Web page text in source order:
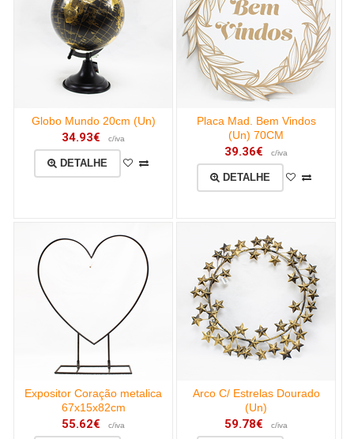
Globo Mundo 20cm (Un)
34.93€ c/iva
DETALHE
Placa Mad. Bem Vindos
(Un) 70CM
39.36€ c/iva
DETALHE
Expositor Coração metalica
67x15x82cm
55.62€ c/iva
Arco C/ Estrelas Dourado
(Un)
59.78€ c/iva